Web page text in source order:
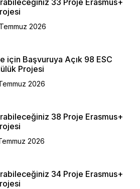
33 Proje Erasmus+
2026
için Başvuruya Açık 98 ESC
Projesi
2026
38 Proje Erasmus+
2026
34 Proje Erasmus+